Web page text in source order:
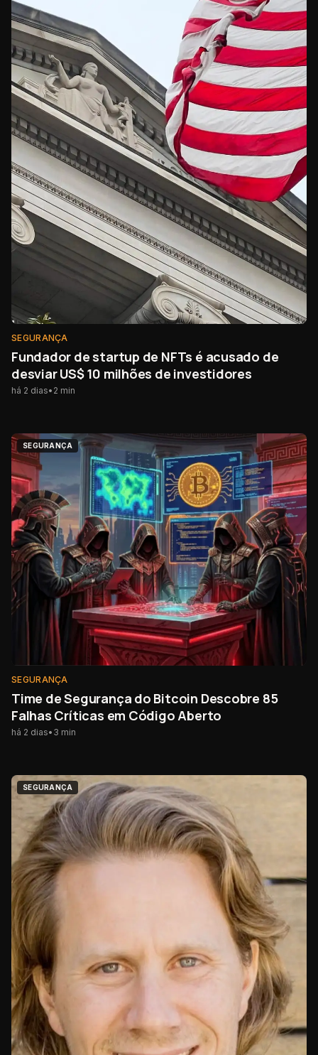
SEGURANÇA
Fundador de startup de NFTs é acusado de
desviar US$ 10 milhões de investidores
há 2 dias• 2 min
SEGURANÇA
SEGURANÇA
Time de Segurança do Bitcoin Descobre 85
Falhas Críticas em Código Aberto
há 2 dias• 3 min
SEGURANÇA